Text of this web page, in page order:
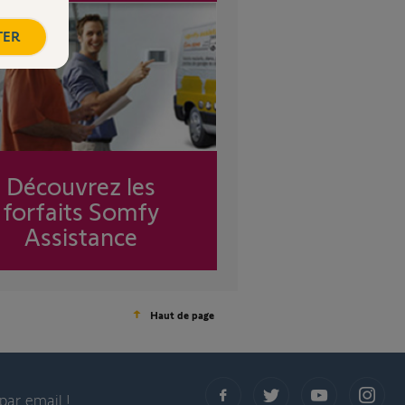
Découvrez les
forfaits Somfy
Assistance
Haut de page
email !